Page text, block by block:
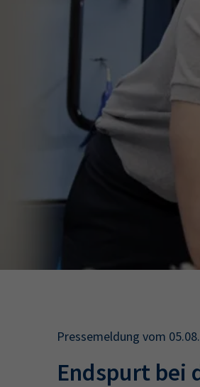
Pressemeldung vom
Endspurt bei